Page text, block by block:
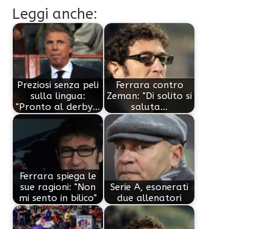
Leggi anche:
Preziosi senza peli
sulla lingua:
"Pronto al derby…
Ferrara contro
Zeman: "Di solito si
saluta…
Ferrara spiega le
sue ragioni: "Non
mi sento in bilico"
Serie A, esonerati
due allenatori